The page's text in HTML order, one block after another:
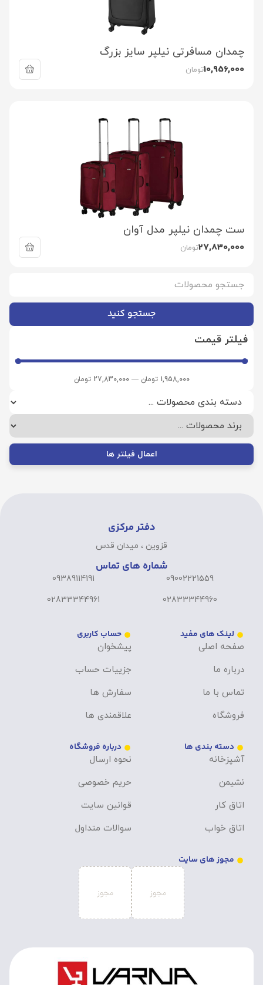
جستجو کنید
فیلتر قیمت
1,958,000 تومان —
27,830,000 تومان
اعمال فیلتر ها
چمدان مسافرتی نیلپر سایز بزرگ
10,956,000تومان
ست چمدان نیلپر مدل آوان
27,830,000تومان
دفتر مرکزی
قزوین ، میدان قدس
شماره های تماس
09002221559
02833344960
09389114191
02833344961
لینک های مفید
صفحه اصلی
درباره ما
تماس با ما
فروشگاه
حساب کاربری
پیشخوان
جزییات حساب
سفارش ها
علاقمندی ها
دسته بندی ها
آشپزخانه
نشیمن
اتاق کار
اتاق خواب
درباره فروشگاه
نحوه ارسال
حریم خصوصی
قوانین سایت
سوالات متداول
مجوز های سایت